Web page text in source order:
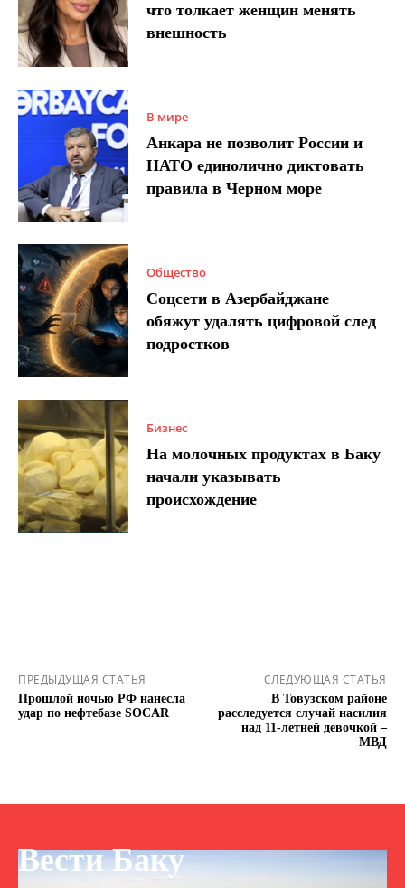
что толкает женщин менять
внешность
В мире
Анкара не позволит России и
НАТО единолично диктовать
правила в Черном море
Общество
Соцсети в Азербайджане
обяжут удалять цифровой след
подростков
Бизнес
На молочных продуктах в Баку
начали указывать
происхождение
ПРЕДЫДУЩАЯ СТАТЬЯ
Прошлой ночью РФ нанесла
удар по нефтебазе SOCAR
СЛЕДУЮЩАЯ СТАТЬЯ
В Товузском районе
расследуется случай насилия
над 11-летней девочкой –
МВД
Вести Баку